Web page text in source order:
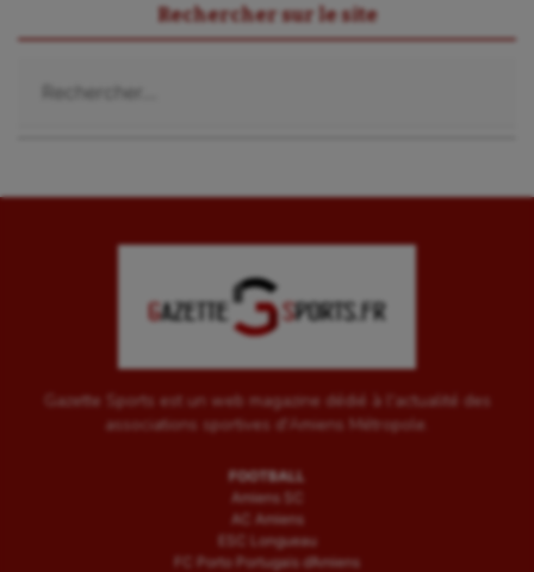
Rechercher sur le site
Gazette Sports est un web magazine dédié à l'actualité des
associations sportives d'Amiens Métropole.
FOOTBALL
Amiens SC
AC Amiens
ESC Longueau
FC Porto Portugais d’Amiens